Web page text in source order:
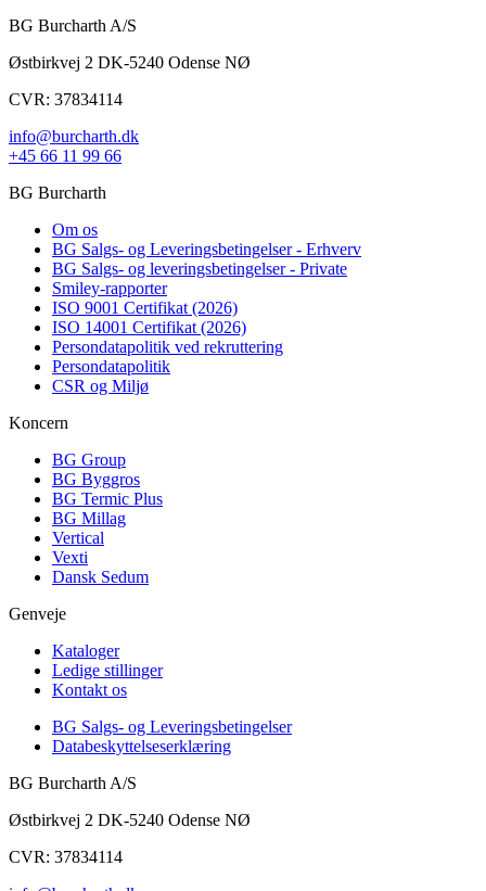
BG Burcharth A/S
Østbirkvej 2 DK-5240 Odense NØ
CVR: 37834114
info@burcharth.dk
+45 66 11 99 66
BG Burcharth
Om os
BG Salgs- og Leveringsbetingelser - Erhverv
BG Salgs- og leveringsbetingelser - Private
Smiley-rapporter
ISO 9001 Certifikat (2026)
ISO 14001 Certifikat (2026)
Persondatapolitik ved rekruttering
Persondatapolitik
CSR og Miljø
Koncern
BG Group
BG Byggros
BG Termic Plus
BG Millag
Vertical
Vexti
Dansk Sedum
Genveje
Kataloger
Ledige stillinger
Kontakt os
BG Salgs- og Leveringsbetingelser
Databeskyttelseserklæring
BG Burcharth A/S
Østbirkvej 2 DK-5240 Odense NØ
CVR: 37834114